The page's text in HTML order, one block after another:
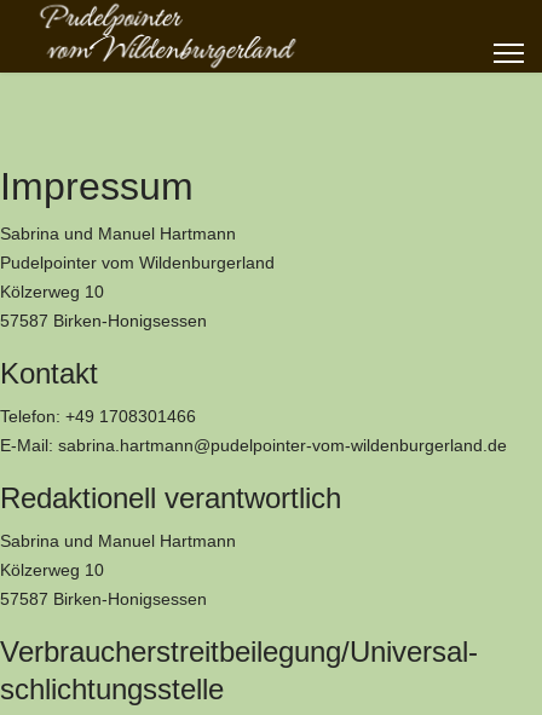
Impressum
Sabrina und Manuel Hartmann
Pudelpointer vom Wildenburgerland
Kölzerweg 10
57587 Birken-Honigsessen
Kontakt
Telefon: +49 1708301466
E-Mail: sabrina.hartmann@pudelpointer-vom-wildenburgerland.de
Redaktionell verantwortlich
Sabrina und Manuel Hartmann
Kölzerweg 10
57587 Birken-Honigsessen
Verbraucher­streit­beilegung/Universal­
schlichtungs­stelle